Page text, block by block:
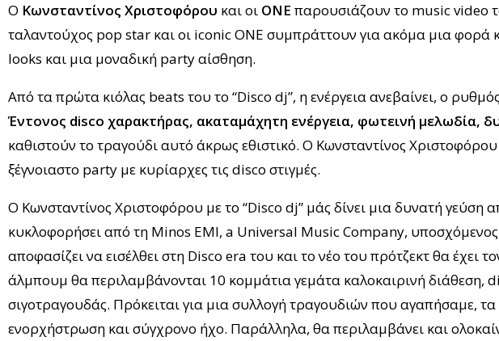
Ο Κωνσταντίνος Χριστοφόρου και οι ONE παρουσιάζουν το music video
ταλαντούχος pop star και οι iconic ONE συμπράττουν για ακόμα μια
looks και μια μοναδική party αίσθηση.
Από τα πρώτα κιόλας beats του το “Disco dj”, η ενέργεια ανεβαίνει, ο
Έντονος disco χαρακτήρας, ακαταμάχητη ενέργεια, φωτεινή μελωδία,
καθιστούν το τραγούδι αυτό άκρως εθιστικό. Ο Κωνσταντίνος
ξέγνοιαστο party με κυρίαρχες τις disco στιγμές.
Ο Κωνσταντίνος Χριστοφόρου με το “Disco dj” μάς δίνει μια δυνατή
κυκλοφορήσει από τη Minos EMI, a Universal Music Company, υποσχόμενος
αποφασίζει να εισέλθει στη Disco era του και το νέο του πρότζεκτ θα έχει
άλμπουμ θα περιλαμβάνονται 10 κομμάτια γεμάτα καλοκαιρινή διάθεση,
σιγοτραγουδάς. Πρόκειται για μια συλλογή τραγουδιών που αγαπήσαμε,
ενορχήστρωση και σύγχρονο ήχο. Παράλληλα, θα περιλαμβάνει και